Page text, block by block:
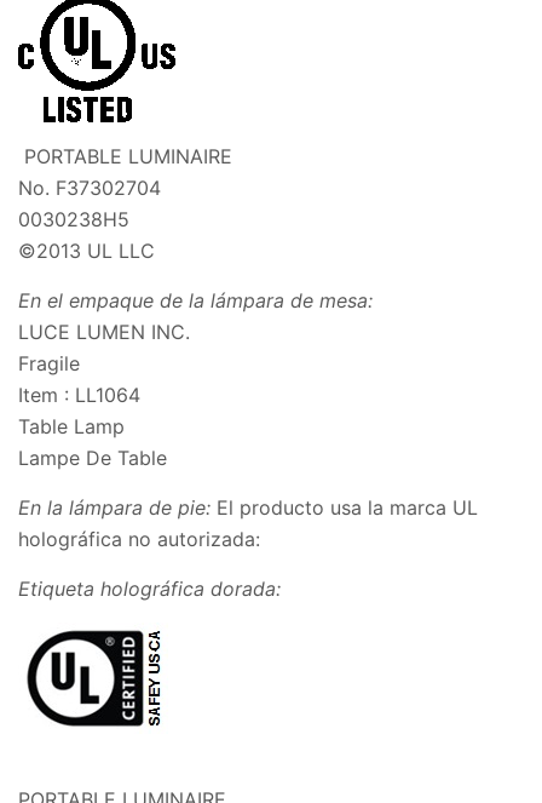
PORTABLE LUMINAIRE
No. F37302704
0030238H5
©2013 UL LLC
En el empaque de la lámpara de mesa:
LUCE LUMEN INC.
Fragile
Item : LL1064
Table Lamp
Lampe De Table
En la lámpara de pie: El producto usa la marca UL
holográfica no autorizada:
Etiqueta holográfica dorada: